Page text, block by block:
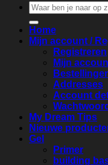
Zoeken
naar:
Home
Mijn account /
Registreren
Mijn
Addresses
Account
My Dream Tips
Nieuwe
Gel
Primer
building